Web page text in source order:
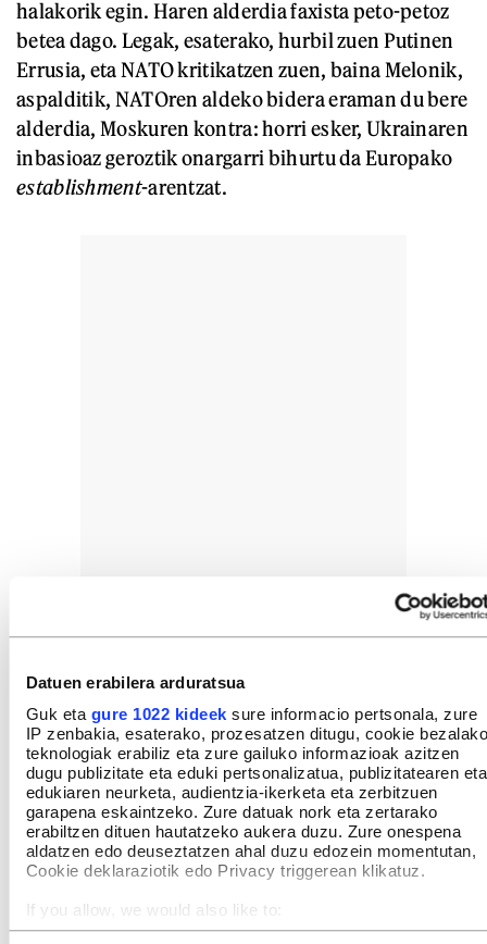
Datuen erabilera arduratsua
Guk eta gure 1022 kideek sure informacio pertsonala, zure
IP zenbakia, esaterako, prozesatzen ditugu, cookie bezalako
teknologiak erabiliz eta zure gailuko informazioak azitzen
dugu publizitate eta eduki pertsonalizatua, publizitatearen eta
edukiaren neurketa, audientzia-ikerketa eta zerbitzuen
garapena eskaintzeko. Zure datuak nork eta zertarako
erabiltzen dituen hautatzeko aukera duzu. Zure onespena
aldatzen edo deuseztatzen ahal duzu edozein momentutan,
Cookie deklaraziotik edo Privacy triggerean klikatuz.
If you allow, we would also like to:
Collect information about your geographical location
halakorik egin. Haren alderdia faxista peto-petoz
betea dago. Legak, esaterako, hurbil zuen Putinen
Errusia, eta NATO kritikatzen zuen, baina Melonik,
aspalditik, NATOren aldeko bidera eraman du bere
alderdia, Moskuren kontra: horri esker, Ukrainaren
inbasioaz geroztik onargarri bihurtu da Europako
establishment-arentzat.
2018an, Trumpen eta errepublikanoen kongresuan